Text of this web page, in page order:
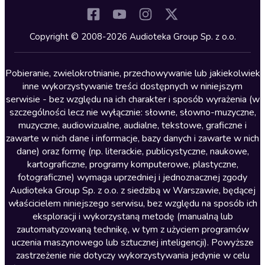
Kryminały
Lektury szkolne
Literatura anglojęzyczna
Literatura faktu
Literatura obyczajowa
Literatura piękna obca
Literatura piękna polska
Nagrania relaksacyjne
Nauka języków
Nauki humanistyczne
Podcasty i audycje
Polityka
Copyright © 2008-2026 Audioteka Group Sp. z o.o.
Pobieranie, zwielokrotnianie, przechowywanie lub jakiekolwiek
inne wykorzystywanie treści dostępnych w niniejszym
serwisie - bez względu na ich charakter i sposób wyrażenia (w
szczególności lecz nie wyłącznie: słowne, słowno-muzyczne,
muzyczne, audiowizualne, audialne, tekstowe, graficzne i
zawarte w nich dane i informacje, bazy danych i zawarte w nich
dane) oraz formę (np. literackie, publicystyczne, naukowe,
kartograficzne, programy komputerowe, plastyczne,
fotograficzne) wymaga uprzedniej i jednoznacznej zgody
Audioteka Group Sp. z o.o. z siedzibą w Warszawie, będącej
właścicielem niniejszego serwisu, bez względu na sposób ich
eksploracji i wykorzystaną metodę (manualną lub
zautomatyzowaną technikę, w tym z użyciem programów
uczenia maszynowego lub sztucznej inteligencji). Powyższe
zastrzeżenie nie dotyczy wykorzystywania jedynie w celu